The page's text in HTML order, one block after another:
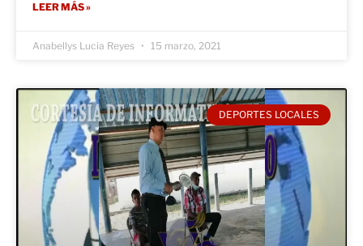
LEER MÁS »
Anabellys Lucia Reyes 15 marzo, 2021
DEPORTES LOCALES